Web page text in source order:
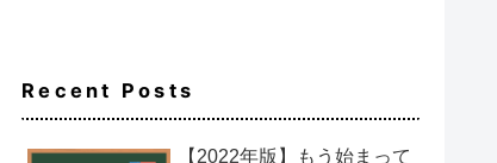
Recent Posts
【2022年版】もう始まって